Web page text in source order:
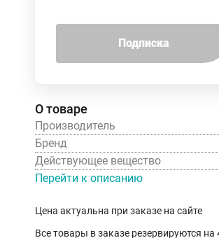
Подписка
О товаре
Производитель
Бренд
Действующее вещество
Перейти к описанию
Цена актуальна при заказе на сайте
Все товары в заказе резервируются на